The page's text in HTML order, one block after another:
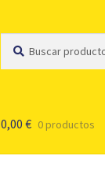
por:
0,00 € 0 productos